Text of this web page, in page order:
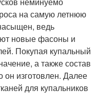
на самую летнюю
ведь
новые фасоны и
Покупая купальный
а также состав
он изготовлен. Далее
для купальников